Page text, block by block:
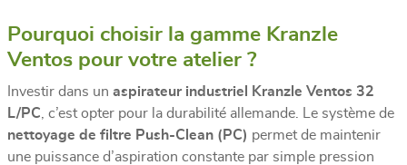
Pourquoi choisir la gamme Kranzle
Ventos pour votre atelier ?
Investir dans un aspirateur industriel Kranzle Ventos 32
L/PC , c’est opter pour la durabilité allemande. Le système de
nettoyage de filtre Push-Clean (PC) permet de maintenir
une puissance d’aspiration constante par simple pression